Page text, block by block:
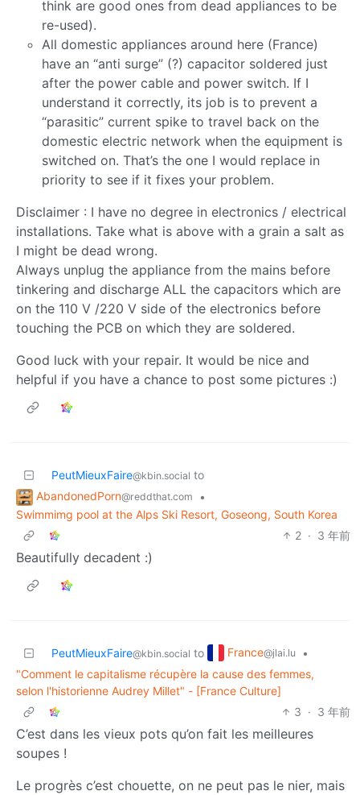
think are good ones from dead appliances to be
re-used).
All domestic appliances around here (France)
have an “anti surge” (?) capacitor soldered just
after the power cable and power switch. If I
understand it correctly, its job is to prevent a
“parasitic” current spike to travel back on the
domestic electric network when the equipment is
switched on. That’s the one I would replace in
priority to see if it fixes your problem.
Disclaimer : I have no degree in electronics / electrical
installations. Take what is above with a grain a salt as
I might be dead wrong.
Always unplug the appliance from the mains before
tinkering and discharge ALL the capacitors which are
on the 110 V /220 V side of the electronics before
touching the PCB on which they are soldered.
Good luck with your repair. It would be nice and
helpful if you have a chance to post some pictures :)
PeutMieuxFaire@kbin.social to
AbandonedPorn@reddthat.com
•
Swimmimg pool at the Alps Ski Resort, Goseong, South Korea
2 · 3 年前
Beautifully decadent :)
PeutMieuxFaire@kbin.social to France@jlai.lu
•
"Comment le capitalisme récupère la cause des femmes,
selon l'historienne Audrey Millet" - [France Culture]
3 · 3 年前
C’est dans les vieux pots qu’on fait les meilleures
soupes !
Le progrès c’est chouette, on ne peut pas le nier, mais